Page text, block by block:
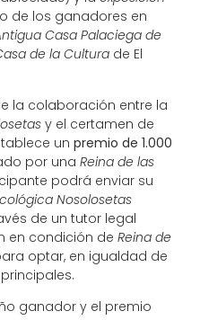
de los ganadores en
Casa Palaciega de
de la Culturade El
la colaboración entre la
y el certamen de
un premio de 1.000
por una Reina de las
podrá enviar su
Nosolosetas
de un tutor legal
en condición de Reina de
optar, en igualdad de
ganador y el premio